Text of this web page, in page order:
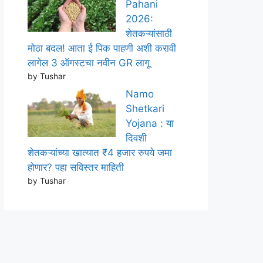
Pahani
2026:
शेतकऱ्यांसाठी
मोठा बदल! आता ई पिक पाहणी अशी करावी
लागेल 3 ऑगस्टचा नवीन GR लागू
by Tushar
Namo
Shetkari
Yojana : या
दिवशी
शेतकऱ्यांच्या खात्यात ₹4 हजार रुपये जमा
होणार? पहा सविस्तर माहिती
by Tushar